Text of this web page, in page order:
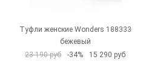
Туфли женские Wonders 188333
бежевый
23 190 руб
-34% 15 290 руб